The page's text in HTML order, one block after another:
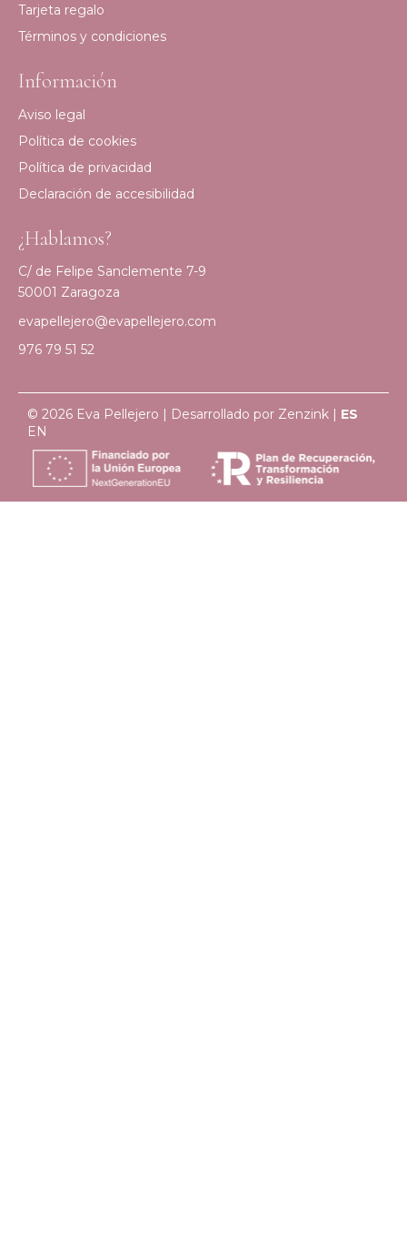
Tarjeta regalo
Términos y condiciones
Información
Aviso legal
Política de cookies
Política de privacidad
Declaración de accesibilidad
¿Hablamos?
C/ de Felipe Sanclemente 7-9
50001 Zaragoza
evapellejero@evapellejero.com
976 79 51 52
© 2026 Eva Pellejero | Desarrollado por Zenzink | ES
EN